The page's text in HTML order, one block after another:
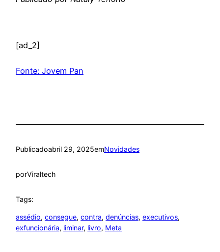
[ad_2]
Fonte: Jovem Pan
Publicadoabril 29, 2025emNovidades
porViraltech
Tags:
assédio, consegue, contra, denúncias, executivos
exfuncionária, liminar, livro, Meta